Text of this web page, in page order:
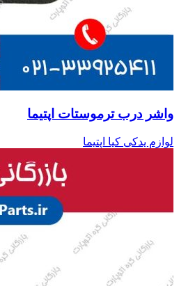
واشر درب ترموستات اپتیما
لوازم یدکی کیا اپتیما